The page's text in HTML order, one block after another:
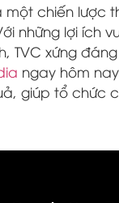
một chiến lược
những lợi ích
TVC xứng
ngay hôm
giúp tổ chức